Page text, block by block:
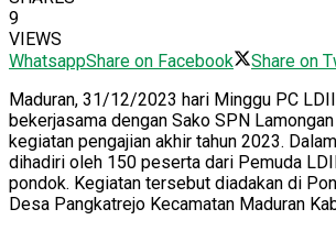
9
VIEWS
WhatsappShare on Facebook Share on
Maduran, 31/12/2023 hari Minggu PC
bekerjasama dengan Sako SPN
kegiatan pengajian akhir tahun 2023.
dihadiri oleh 150 peserta dari Pemuda
pondok. Kegiatan tersebut diadakan di
Desa Pangkatrejo Kecamatan Maduran